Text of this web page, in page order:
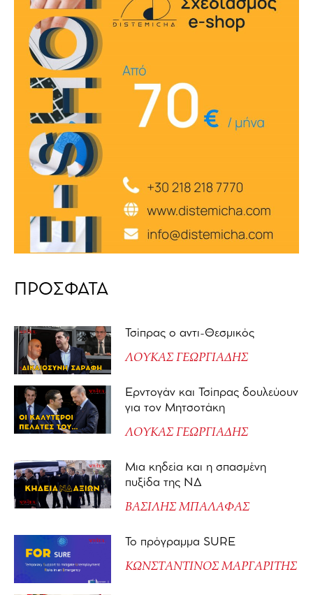
ΠΡΟΣΦΑΤΑ
Τσίπρας ο αντι-Θεσμικός
ΛΟΥΚΑΣ ΓΕΩΡΓΙΑΔΗΣ
Ερντογάν και Τσίπρας δουλεύουν
για τον Μητσοτάκη
ΛΟΥΚΑΣ ΓΕΩΡΓΙΑΔΗΣ
Μια κηδεία και η σπασμένη
πυξίδα της ΝΔ
ΒΑΣΙΛΗΣ ΜΠΑΛΑΦΑΣ
Το πρόγραμμα SURE
ΚΩΝΣΤΑΝΤΙΝΟΣ ΜΑΡΓΑΡΙΤΗΣ